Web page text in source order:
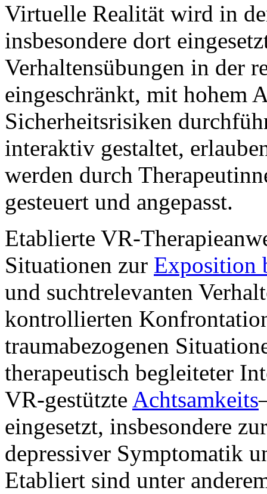
Virtuelle Realität wird in
insbesondere dort
Verhaltensübungen in der
eingeschränkt, mit hohem
Sicherheitsrisiken
interaktiv gestaltet,
werden durch
gesteuert und angepasst.
Etablierte VR-
Situationen zur Exposition
und suchtrelevanten
kontrollierten
traumabezogenen
therapeutisch begleiteter
VR-gestützte Achtsamkeits
eingesetzt, insbesondere
depressiver Symptomatik
Etabliert sind unter